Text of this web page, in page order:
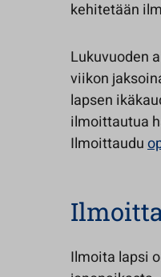
kehitetään
Lukuvuoden
viikon
lapsen
ilmoittautua
Ilmoittaudu
Ilmoita lapsi